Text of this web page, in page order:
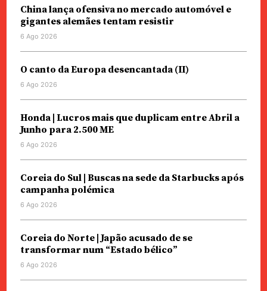
China lança ofensiva no mercado automóvel e
gigantes alemães tentam resistir
6 Ago 2026
O canto da Europa desencantada (II)
6 Ago 2026
Honda | Lucros mais que duplicam entre Abril a
Junho para 2.500 ME
6 Ago 2026
Coreia do Sul | Buscas na sede da Starbucks após
campanha polémica
6 Ago 2026
Coreia do Norte | Japão acusado de se
transformar num “Estado bélico”
6 Ago 2026